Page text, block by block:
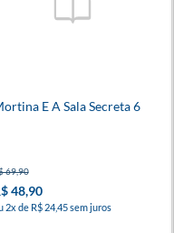
E A Sala Secreta 6
69,90
48,90
2x de R$ 24,45 sem juros